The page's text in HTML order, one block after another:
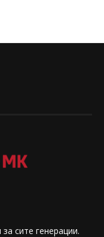
сите генерации.